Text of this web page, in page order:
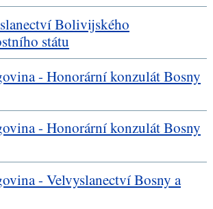
Bolivijského
státu
- Honorární konzulát Bosny
- Honorární konzulát Bosny
- Velvyslanectví Bosny a